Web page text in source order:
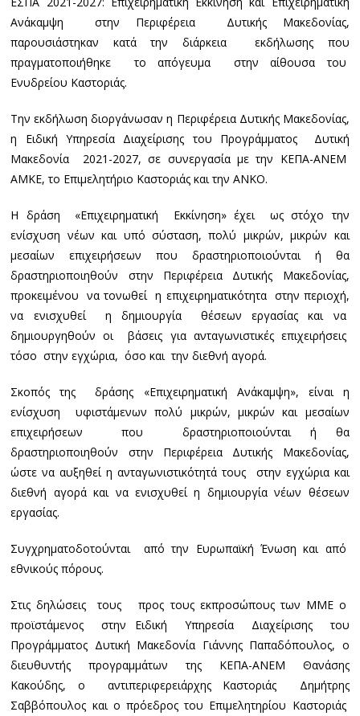
2
Ανάκαμψη στην Περιφέρεια Δυτικής Μακεδονίας,
παρουσιάστηκαν κατά την διάρκεια εκδήλωσης που
πραγματοποιήθηκε το απόγευμα στην αίθουσα του
Ενυδρείου Καστοριάς.
Την εκδήλωση διοργάνωσαν η Περιφέρεια Δυτικής Μακεδονίας,
η Ειδική Υπηρεσία Διαχείρισης του Προγράμματος Δυτική
Μακεδονία 2021-2027, σε συνεργασία με την ΚΕΠΑ-ΑΝΕΜ
ΑΜΚΕ, το Επιμελητήριο Καστοριάς και την ΑΝΚΟ.
Η δράση «Επιχειρηματική Εκκίνηση» έχει ως στόχο την
ενίσχυση νέων και υπό σύσταση, πολύ μικρών, μικρών και
μεσαίων επιχειρήσεων που δραστηριοποιούνται ή θα
δραστηριοποιηθούν στην Περιφέρεια Δυτικής Μακεδονίας,
προκειμένου να τονωθεί η επιχειρηματικότητα στην περιοχή,
να ενισχυθεί η δημιουργία θέσεων εργασίας και να
δημιουργηθούν οι βάσεις για ανταγωνιστικές επιχειρήσεις
τόσο στην εγχώρια, όσο και την διεθνή αγορά.
Σκοπός της δράσης «Επιχειρηματική Ανάκαμψη», είναι η
ενίσχυση υφιστάμενων πολύ μικρών, μικρών και μεσαίων
επιχειρήσεων που δραστηριοποιούνται ή θα
δραστηριοποιηθούν στην Περιφέρεια Δυτικής Μακεδονίας,
ώστε να αυξηθεί η ανταγωνιστικότητά τους στην εγχώρια και
διεθνή αγορά και να ενισχυθεί η δημιουργία νέων θέσεων
εργασίας.
Συγχρηματοδοτούνται από την Ευρωπαϊκή Ένωση και από
εθνικούς πόρους.
Στις δηλώσεις τους προς τους εκπροσώπους των ΜΜΕ ο
προϊστάμενος στην Ειδική Υπηρεσία Διαχείρισης του
Προγράμματος Δυτική Μακεδονία Γιάννης Παπαδόπουλος, ο
διευθυντής προγραμμάτων της ΚΕΠΑ-ΑΝΕΜ Θανάσης
Κακούδης, ο αντιπεριφερειάρχης Καστοριάς Δημήτρης
Σαββόπουλος και ο πρόεδρος του Επιμελητηρίου Καστοριάς